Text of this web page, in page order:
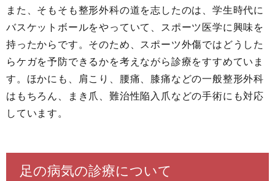
また、そもそも整形外科の道を志したのは、学生時代に
バスケットボールをやっていて、スポーツ医学に興味を
持ったからです。そのため、スポーツ外傷ではどうした
らケガを予防できるかを考えながら診療をすすめていま
す。ほかにも、肩こり、腰痛、膝痛などの一般整形外科
はもちろん、まき爪、難治性陥入爪などの手術にも対応
しています。
足の病気の診療について